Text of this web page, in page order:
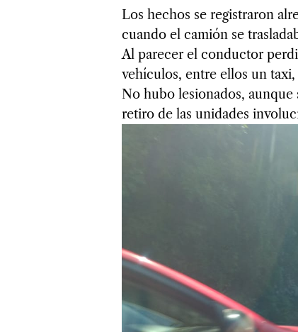
Los hechos se registraron
cuando el camión se
Al parecer el conductor
vehículos, entre ellos un taxi,
No hubo lesionados, aunque
retiro de las unidades